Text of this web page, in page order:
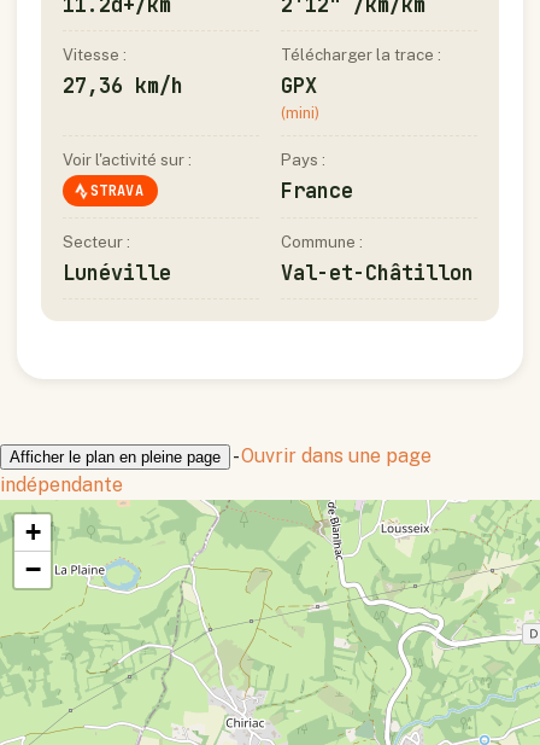
Vitesse :
27,36 km/h
Télécharger la trace :
GPX
(mini)
Voir l'activité sur :
STRAVA
Pays :
France
Secteur :
Lunéville
Commune :
Val-et-Châtillon
Afficher le plan en pleine page -Ouvrir dans une page
indépendante